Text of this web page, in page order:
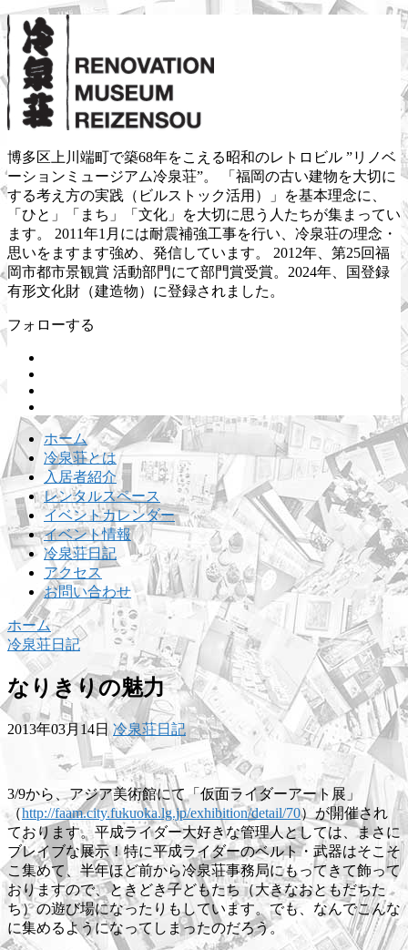
博多区上川端町で築68年をこえる昭和のレトロビル ”リノベ
ーションミュージアム冷泉荘”。 「福岡の古い建物を大切に
する考え方の実践（ビルストック活用）」を基本理念に、
「ひと」「まち」「文化」を大切に思う人たちが集まってい
ます。 2011年1月には耐震補強工事を行い、冷泉荘の理念・
思いをますます強め、発信しています。 2012年、第25回福
岡市都市景観賞 活動部門にて部門賞受賞。2024年、国登録
有形文化財（建造物）に登録されました。
フォローする
ホーム
冷泉荘とは
入居者紹介
レンタルスペース
イベントカレンダー
イベント情報
冷泉荘日記
アクセス
お問い合わせ
ホーム
冷泉荘日記
なりきりの魅力
2013年03月14日 冷泉荘日記
3/9から、アジア美術館にて「仮面ライダーアート展」
（http://faam.city.fukuoka.lg.jp/exhibition/detail/70）が開催され
ております。平成ライダー大好きな管理人としては、まさに
ブレイブな展示！特に平成ライダーのベルト・武器はそこそ
こ集めて、半年ほど前から冷泉荘事務局にもってきて飾って
おりますので、ときどき子どもたち（大きなおともだちた
ち）の遊び場になったりもしています。でも、なんでこんな
に集めるようになってしまったのだろう。